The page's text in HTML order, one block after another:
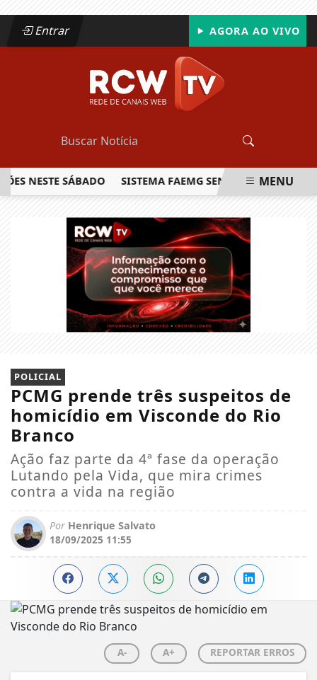
Entrar AGORA AO VIVO
SÁBADO SISTEMA FAEMG SENAR LANÇA OMENU
POLICIAL
PCMG prende três suspeitos de
homicídio em Visconde do Rio
Branco
Ação faz parte da 4ª fase da operação
Lutando pela Vida, que mira crimes
contra a vida na região
Por Henrique Salvato
18/09/2025 11:55
A- A+ REPORTAR ERROS